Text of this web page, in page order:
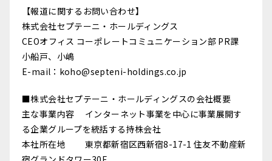
【報道に関するお問い合わせ】
株式会社セプテーニ・ホールディングス
CEOオフィス コーポレートコミュニケーション部 PR課
小船戸、小嶋
E-mail：koho@septeni-holdings.co.jp
■株式会社セプテーニ・ホールディングスの会社概要
主な事業内容 インターネット事業を中心に事業展開す
る企業グループを統括する持株会社
本社所在地 東京都新宿区西新宿8-17-1 住友不動産新